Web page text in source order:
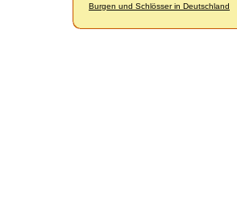
Burgen und Schlösser in Deutschland